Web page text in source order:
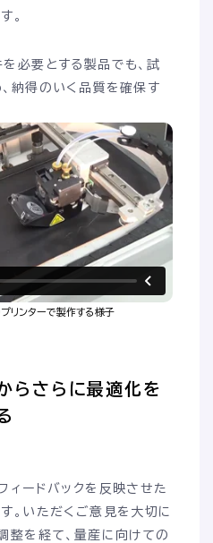
。
必要とする製品でも、試
納得のいく品質を確保す
リンターで製作する様子
らさらに最適化を
ィードバックを反映させた
。いただくご意見を大切に
整を経て、量産に向けての